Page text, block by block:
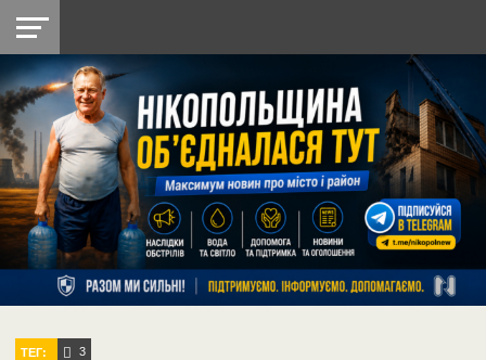
НІКОПОЛЬ
РАЙОН
СІЧЕСЛАВСЬКА
УКРАЇНА
РЕТРО
НІКОПОЛЬ
ЛАЙТ
УКРАЇНА
ДОПОМОГА
РАДІО
ТЕГ: 3